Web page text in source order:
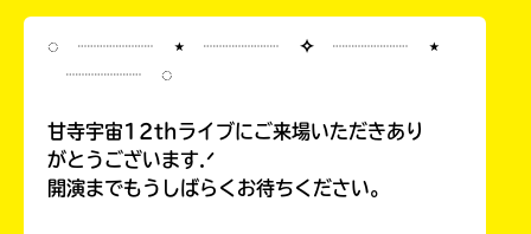
◌ ┈┈┈┈ ⋆ ┈┈┈┈ ✧ ┈┈┈┈ ⋆
┈┈┈┈ ◌
甘寺宇宙12thライブにご来場いただきあり
がとうございます.ᐟ
開演までもうしばらくお待ちください。